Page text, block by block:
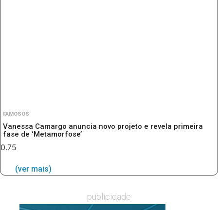
FAMOSOS
Vanessa Camargo anuncia novo projeto e revela primeira
fase de ‘Metamorfose’
(ver mais)
publicidade